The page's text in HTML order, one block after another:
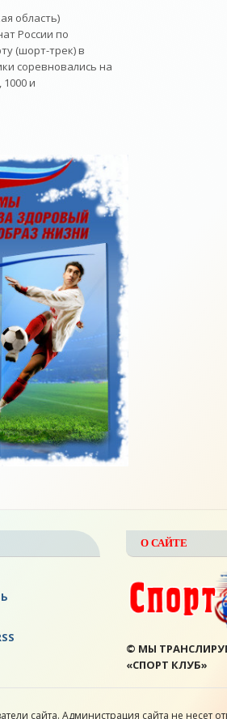
область)
России по
(шорт-трек) в
соревновались на
1000 и
О САЙТЕ
© МЫ
«СПОРТ КЛУБ»
сайта. Администрация сайта не несет